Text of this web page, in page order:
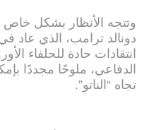
وتتجه الأنظار بشكل خاص
دونالد ترامب، الذي عاد
انتقادات حادة للحلفاء
الدفاعي، ملوحًا مجددًا
تجاه “الناتو”.